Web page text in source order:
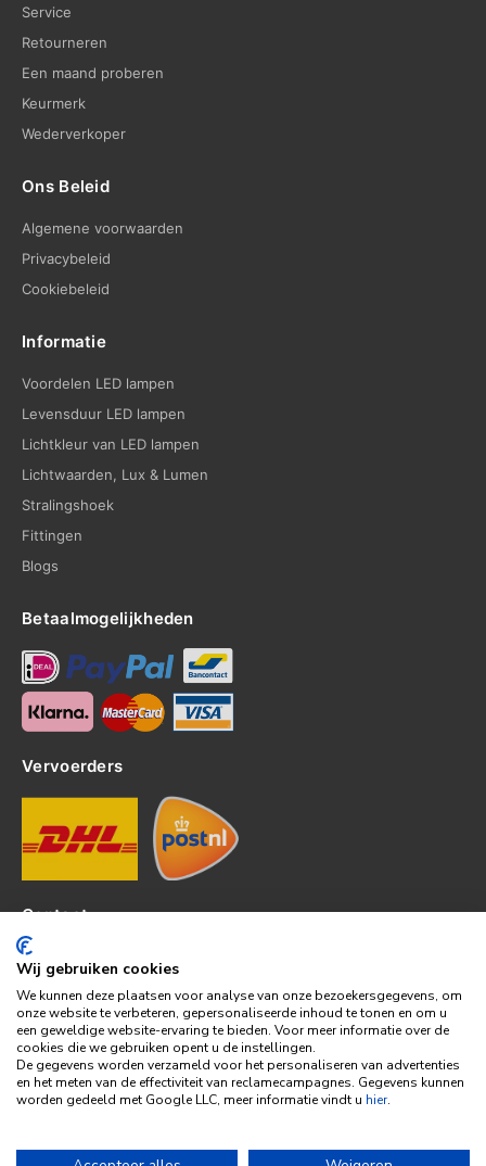
Service
Retourneren
Een maand proberen
Keurmerk
Wederverkoper
Ons Beleid
Algemene voorwaarden
Privacybeleid
Cookiebeleid
Informatie
Voordelen LED lampen
Levensduur LED lampen
Lichtkleur van LED lampen
Lichtwaarden, Lux & Lumen
Stralingshoek
Fittingen
Blogs
Betaalmogelijkheden
Vervoerders
Contact
Kerkhof 8, 4301EP Zierikzee
tel: 0111-820382
info@topledshop.nl
KVK: 34380695
BTW: NL001286892B39
Bank: KNAB
Rek: NL86KNAB0257746951
Wij gebruiken cookies
We kunnen deze plaatsen voor analyse van onze bezoekersgegevens, om
onze website te verbeteren, gepersonaliseerde inhoud te tonen en om u
een geweldige website-ervaring te bieden. Voor meer informatie over de
cookies die we gebruiken opent u de instellingen.
De gegevens worden verzameld voor het personaliseren van advertenties
en het meten van de effectiviteit van reclamecampagnes. Gegevens kunnen
worden gedeeld met Google LLC, meer informatie vindt u hier.